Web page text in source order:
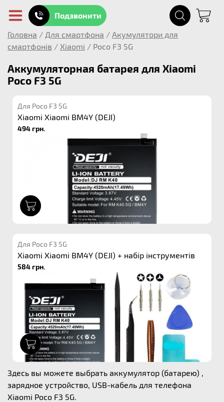
Подзвонити
Головна / Для смартфона / Акумулятори для
смартфонів / Xiaomi / Poco F3 5G
Аккумуляторная батарея для Xiaomi
Poco F3 5G
Для Poco F3 5G
Xiaomi Xiaomi BM4Y (DEJI)
494 грн.
Для Poco F3 5G
Xiaomi Xiaomi BM4Y (DEJI) + набір інструментів
584 грн.
Здесь вы можете выбрать аккумулятор (батарею) ,
зарядное устройство, USB-кабель для телефона
Xiaomi Poco F3 5G.